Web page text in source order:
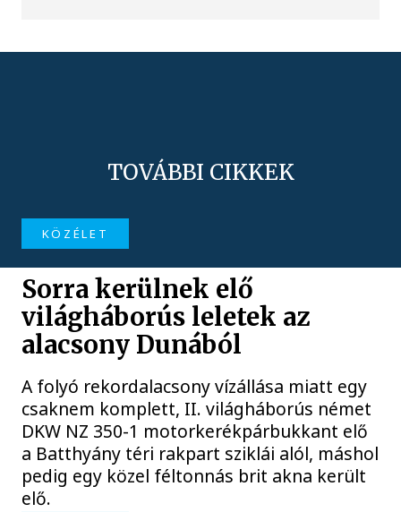
TOVÁBBI CIKKEK
KÖZÉLET
Sorra kerülnek elő
világháborús leletek az
alacsony Dunából
A folyó rekordalacsony vízállása miatt egy
csaknem komplett, II. világháborús német
DKW NZ 350-1 motorkerékpárbukkant elő
a Batthyány téri rakpart sziklái alól, máshol
pedig egy közel féltonnás brit akna került
elő.